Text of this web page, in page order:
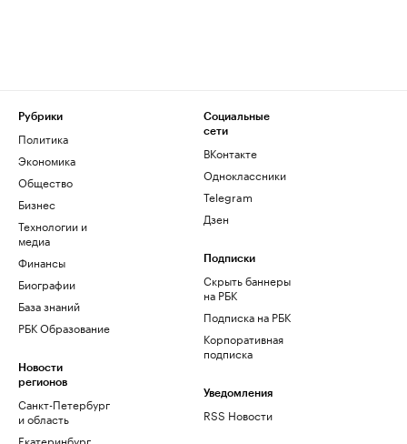
Рубрики
Политика
Экономика
Общество
Бизнес
Технологии и
медиа
Финансы
Биографии
База знаний
РБК Образование
Новости
регионов
Санкт-Петербург
и область
Екатеринбург
Социальные
сети
ВКонтакте
Одноклассники
Telegram
Дзен
Подписки
Скрыть баннеры
на РБК
Подписка на РБК
Корпоративная
подписка
Уведомления
RSS Новости